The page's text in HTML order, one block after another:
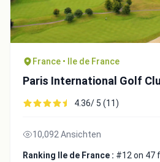
France • Ile de France
Paris International Golf
4.36/ 5 (11)
10,092 Ansichten
Ranking Ile de France : #12 on 47